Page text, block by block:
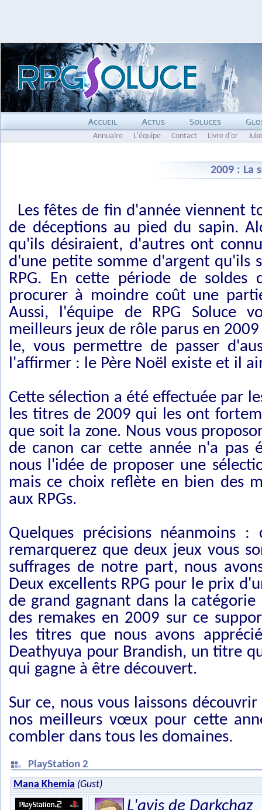
Annuaire L'équipe Contact Livre d'or
2009 : La
Les fêtes de fin d'année viennent
de déceptions au pied du sapin.
qu'ils désiraient, d'autres ont
d'une petite somme d'argent qu'ils
RPG. En cette période de soldes
procurer à moindre coût une
Aussi, l'équipe de RPG Soluce
meilleurs jeux de rôle parus en
le, vous permettre de passer
l'affirmer : le Père Noël existe et il
Cette sélection a été effectuée par
les titres de 2009 qui les ont
que soit la zone. Nous vous
de canon car cette année n'a pas
nous l'idée de proposer une
mais ce choix reflète en bien des
aux RPGs.
Quelques précisions néanmoins
remarquerez que deux jeux vous
suffrages de notre part, nous
Deux excellents RPG pour le prix
de grand gagnant dans la
des remakes en 2009 sur ce
les titres que nous avons
Deathyuya pour Brandish, un titre
qui gagne à être découvert.
Sur ce, nous vous laissons
nos meilleurs vœux pour cette
combler dans tous les domaines.
PlayStation 2
Mana Khemia (Gust)
L'avis de Darkchaz